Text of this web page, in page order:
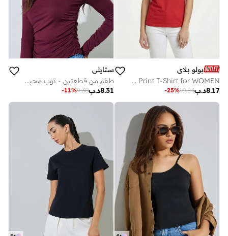
بولو بلاي
Multipack Graphic Print T-Shirt for WOMEN
د.ب8.17
10.84
-25%
ستايلي
طقم من قطعتين - توب محبوك بياقة دائرية وأكمام طويلة وتفاصيل كشكشة وقصة ضيقة
د.ب8.31
9.30
-11%